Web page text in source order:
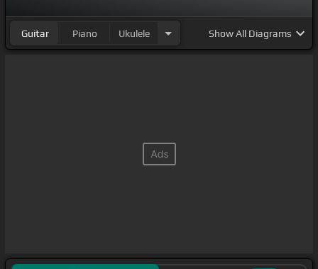
Guitar Piano Ukulele ShowAll Diagrams